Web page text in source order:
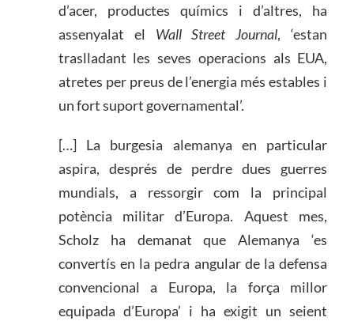
d’acer, productes químics i d’altres, ha
assenyalat el Wall Street Journal, ‘estan
traslladant les seves operacions als EUA,
atretes per preus de l’energia més estables i
un fort suport governamental’.
[…] La burgesia alemanya en particular
aspira, després de perdre dues guerres
mundials, a ressorgir com la principal
potència militar d’Europa. Aquest mes,
Scholz ha demanat que Alemanya ‘es
convertís en la pedra angular de la defensa
convencional a Europa, la força millor
equipada d’Europa’ i ha exigit un seient